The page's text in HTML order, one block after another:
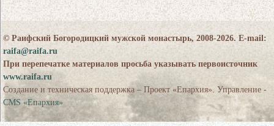
© Раифский Богородицкий мужской монастырь, 2008-2026. E-mail:
raifa@raifa.ru
При перепечатке материалов просьба указывать первоисточник
www.raifa.ru
Создание и техническая поддержка – Проект «Епархия». Управление -
CMS «Епархия»